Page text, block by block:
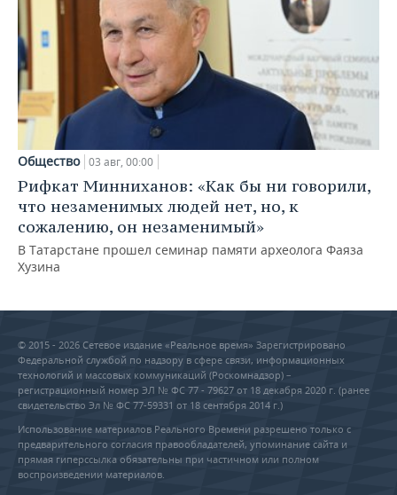
Общество 03 авг, 00:00
Рифкат Минниханов: «Как бы ни говорили,
что незаменимых людей нет, но, к
сожалению, он незаменимый»
В Татарстане прошел семинар памяти археолога Фаяза
Хузина
© 2015 - 2026 Сетевое издание «Реальное время» Зарегистрировано
Федеральной службой по надзору в сфере связи, информационных
технологий и массовых коммуникаций (Роскомнадзор) –
регистрационный номер ЭЛ № ФС 77 - 79627 от 18 декабря 2020 г. (ранее
свидетельство Эл № ФС 77-59331 от 18 сентября 2014 г.)
Использование материалов Реального Времени разрешено только с
предварительного согласия правообладателей, упоминание сайта и
прямая гиперссылка обязательны при частичном или полном
воспроизведении материалов.